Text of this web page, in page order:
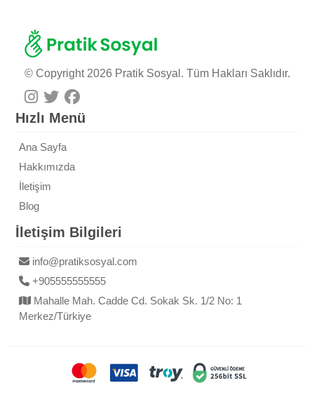
© Copyright 2026 Pratik Sosyal. Tüm Hakları Saklıdır.
Hızlı Menü
Ana Sayfa
Hakkımızda
İletişim
Blog
İletişim Bilgileri
info@pratiksosyal.com
+905555555555
Mahalle Mah. Cadde Cd. Sokak Sk. 1/2 No: 1
Merkez/Türkiye